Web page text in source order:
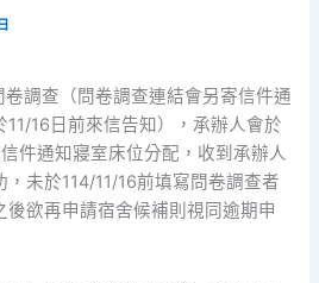
卷調查（問卷調查連結會另寄信件通
16日前來信告知），承辦人會於
件通知寢室床位分配，收到承辦人
未於114/11/16前填寫問卷調查者
欲再申請宿舍候補則視同逾期申